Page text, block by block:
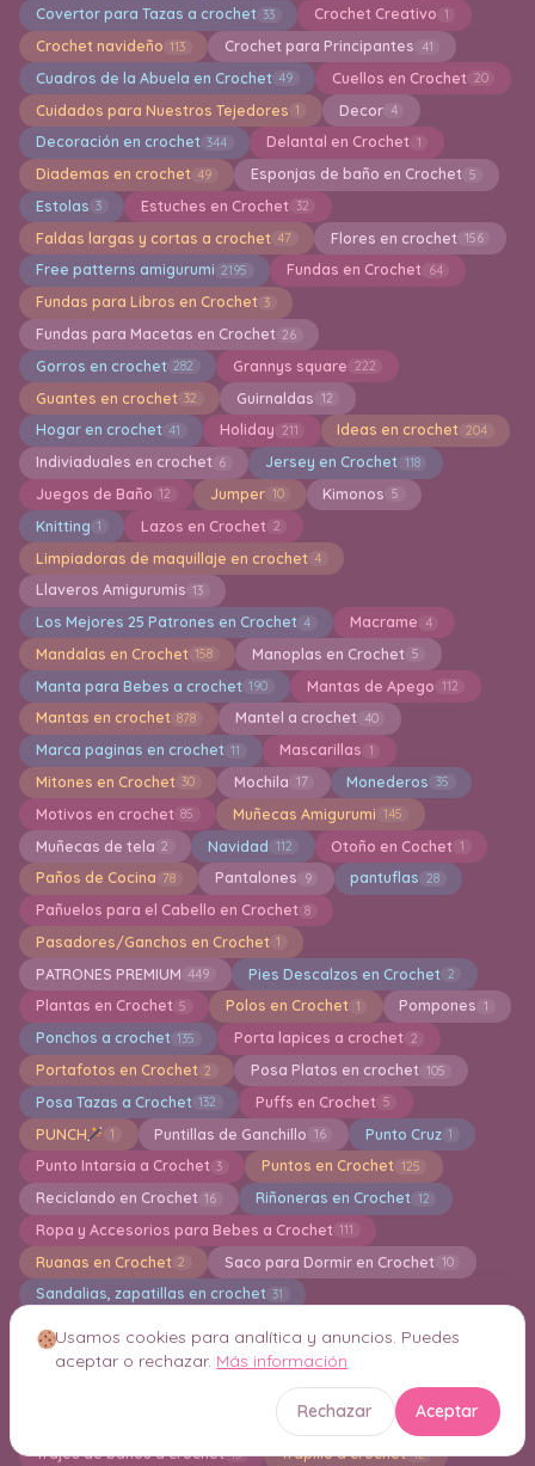
Covertor para Tazas a crochet 33 Crochet Creativo 1
Crochet navideño 113 Crochet para Principantes 41
Cuadros de la Abuela en Crochet 49 Cuellos en Crochet 20
Cuidados para Nuestros Tejedores 1 Decor 4
Decoración en crochet 344 Delantal en Crochet 1
Diademas en crochet 49 Esponjas de baño en Crochet 5
Estolas 3 Estuches en Crochet 32
Faldas largas y cortas a crochet 47 Flores en crochet 156
Free patterns amigurumi 2195 Fundas en Crochet 64
Fundas para Libros en Crochet 3
Fundas para Macetas en Crochet 26
Gorros en crochet 282 Grannys square 222
Guantes en crochet 32 Guirnaldas 12
Hogar en crochet 41 Holiday 211 Ideas en crochet 204
Indiviaduales en crochet 6 Jersey en Crochet 118
Juegos de Baño 12 Jumper 10 Kimonos 5
Knitting 1 Lazos en Crochet 2
Limpiadoras de maquillaje en crochet 4
Llaveros Amigurumis 13
Los Mejores 25 Patrones en Crochet 4 Macrame 4
Mandalas en Crochet 158 Manoplas en Crochet 5
Manta para Bebes a crochet 190 Mantas de Apego 112
Mantas en crochet 878 Mantel a crochet 40
Marca paginas en crochet 11 Mascarillas 1
Mitones en Crochet 30 Mochila 17 Monederos 35
Motivos en crochet 85 Muñecas Amigurumi 145
Muñecas de tela 2 Navidad 112 Otoño en Cochet 1
Paños de Cocina 78 Pantalones 9 pantuflas 28
Pañuelos para el Cabello en Crochet 8
Pasadores/Ganchos en Crochet 1
PATRONES PREMIUM 449 Pies Descalzos en Crochet 2
Plantas en Crochet 5 Polos en Crochet 1 Pompones 1
Ponchos a crochet 135 Porta lapices a crochet 2
Portafotos en Crochet 2 Posa Platos en crochet 105
Posa Tazas a Crochet 132 Puffs en Crochet 5
PUNCH 1 Puntillas de Ganchillo 16 Punto Cruz 1
Punto Intarsia a Crochet 3 Puntos en Crochet 125
Reciclando en Crochet 16 Riñoneras en Crochet 12
Ropa y Accesorios para Bebes a Crochet 111
Ruanas en Crochet 2 Saco para Dormir en Crochet 10
Sandalias, zapatillas en crochet 31
Servilletas en Crochet
Sin categoría 384 Sombreros en Crochet
Toallas en crochet 6
Toreras en Crochet 6
Trajes de baños a crochet 13 Trapillo a crochet 12
Usamos cookies para analítica y anuncios. Puedes
aceptar o rechazar. Más información
Rechazar Aceptar